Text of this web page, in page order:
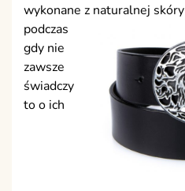
wykonane z naturalnej
podczas
gdy nie
zawsze
świadczy
to o ich